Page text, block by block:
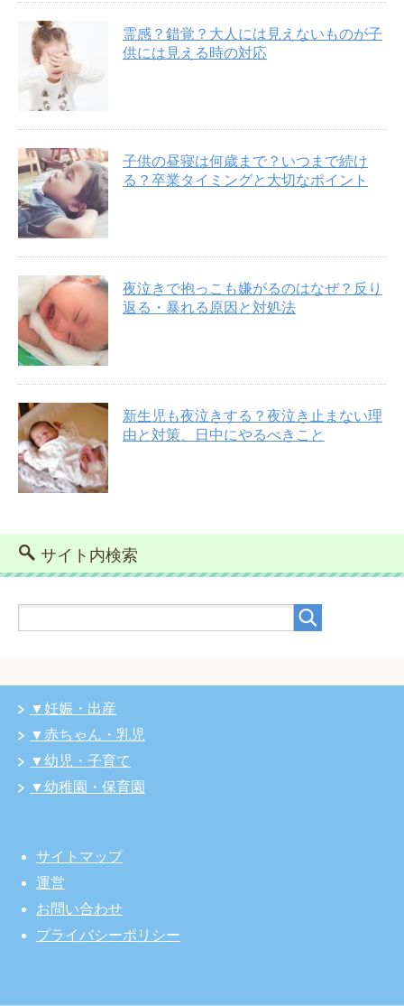
霊感？錯覚？大人には見えないものが子
供には見える時の対応
子供の昼寝は何歳まで？いつまで続け
る？卒業タイミングと大切なポイント
夜泣きで抱っこも嫌がるのはなぜ？反り
返る・暴れる原因と対処法
新生児も夜泣きする？夜泣き止まない理
由と対策、日中にやるべきこと
サイト内検索
▼妊娠・出産
▼赤ちゃん・乳児
▼幼児・子育て
▼幼稚園・保育園
サイトマップ
運営
お問い合わせ
プライバシーポリシー